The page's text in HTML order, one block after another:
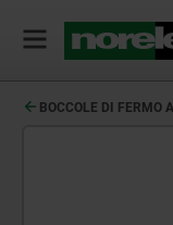
BOCCOLE DI FERMO